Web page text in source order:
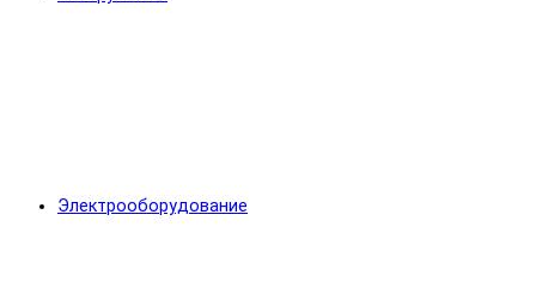
Электрооборудование